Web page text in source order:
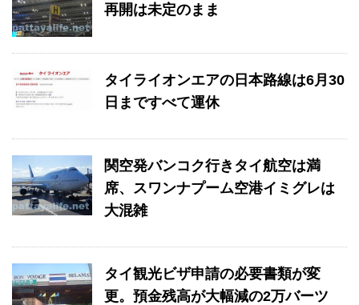
再開は未定のまま
タイライオンエアの日本路線は6月30
日まですべて運休
関空発バンコク行きタイ航空は満
席、スワンナプーム空港イミグレは
大混雑
タイ観光ビザ申請の必要書類が変
更。預金残高が大幅減の2万バーツ